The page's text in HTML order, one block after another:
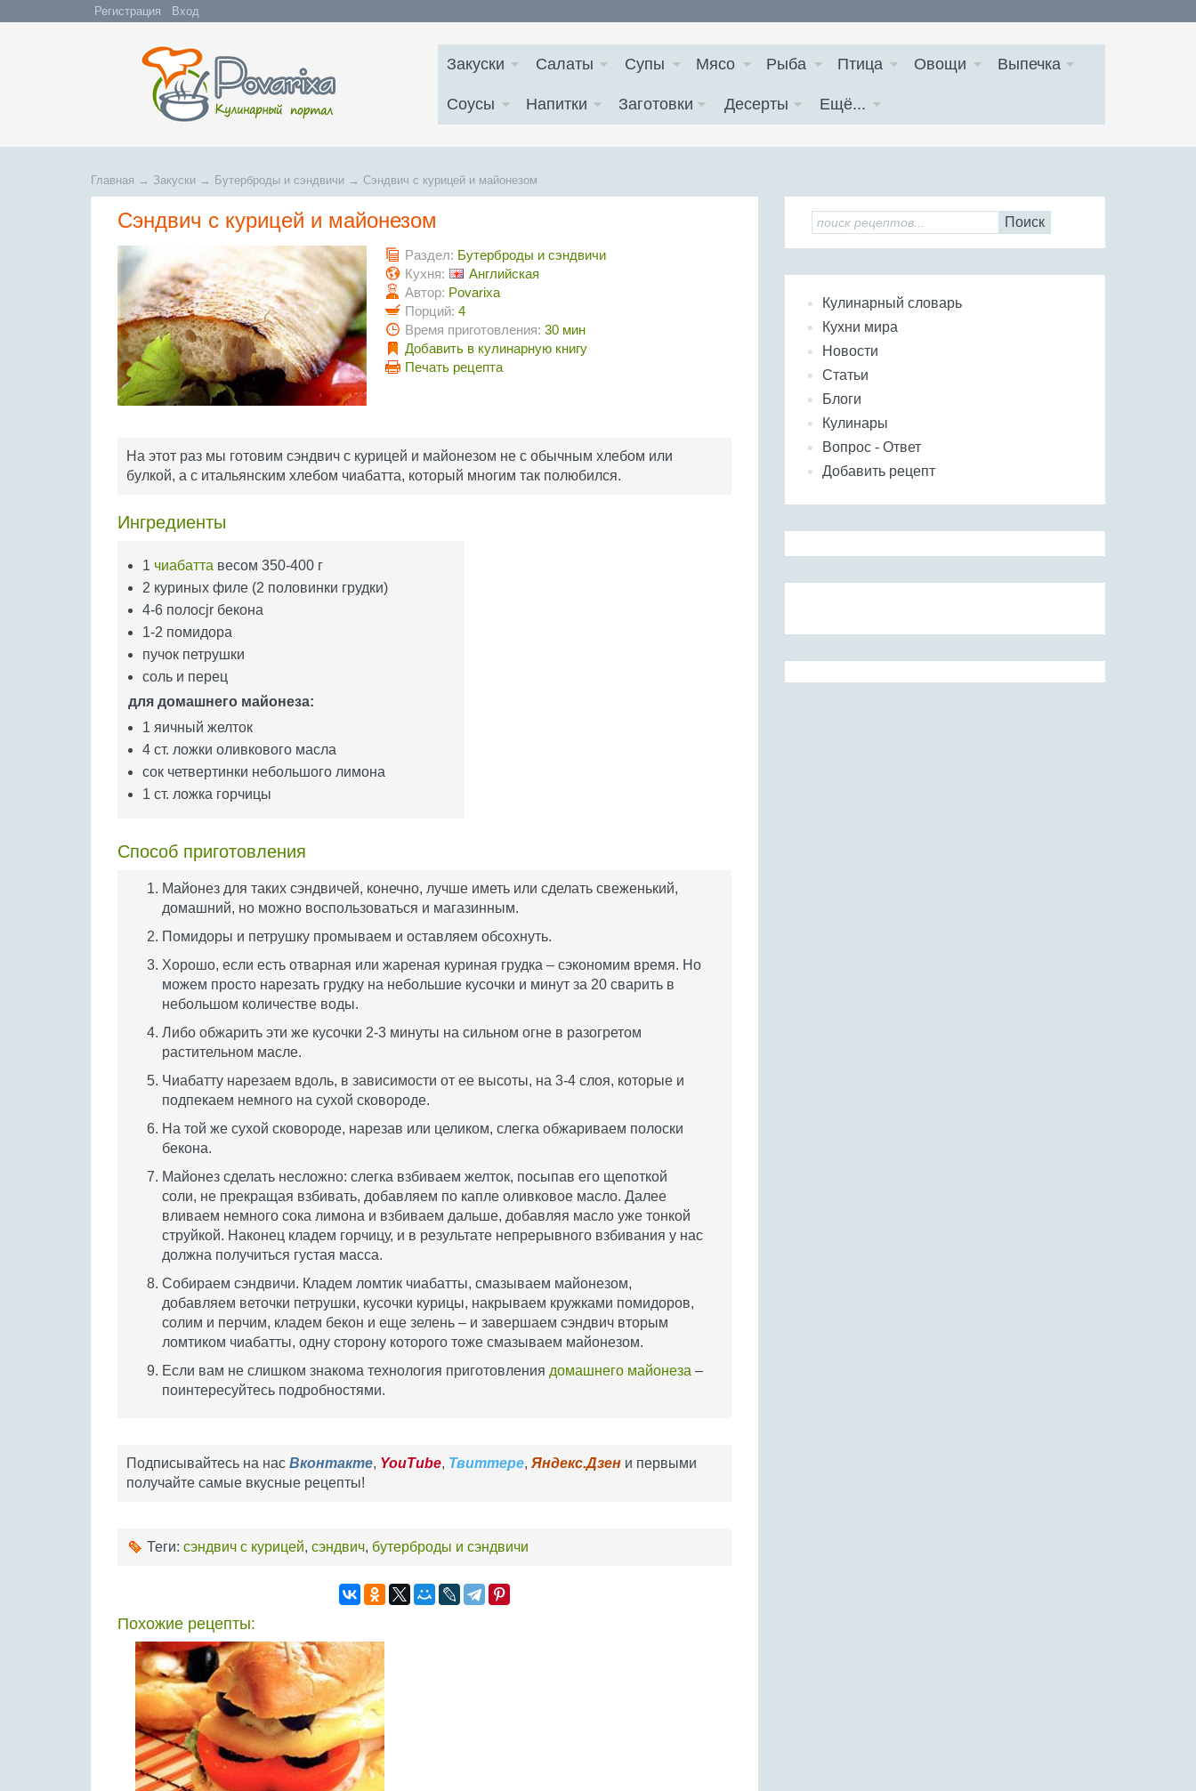
Регистрация Вход
Закуски Салаты Супы Мясо Рыба Птица Овощи Выпечка
Соусы Напитки Заготовки Десерты Ещё...
Главная → Закуски → Бутерброды и сэндвичи → Сэндвич с курицей и майонезом
Сэндвич с курицей и майонезом
Раздел: Бутерброды и сэндвичи
Кухня:
Английская
Автор: Povarixa
Порций: 4
Время приготовления: 30 мин
Добавить в кулинарную книгу
Печать рецепта
На этот раз мы готовим сэндвич с курицей и майонезом не с обычным хлебом или
булкой, а с итальянским хлебом чиабатта, который многим так полюбился.
Ингредиенты
1 чиабатта весом 350-400 г
2 куриных филе (2 половинки грудки)
4-6 полосjr бекона
1-2 помидора
пучок петрушки
соль и перец
для домашнего майонеза:
1 яичный желток
4 ст. ложки оливкового масла
сок четвертинки небольшого лимона
1 ст. ложка горчицы
Способ приготовления
Майонез для таких сэндвичей, конечно, лучше иметь или сделать свеженький,
домашний, но можно воспользоваться и магазинным.
Помидоры и петрушку промываем и оставляем обсохнуть.
Хорошо, если есть отварная или жареная куриная грудка – сэкономим время. Но
можем просто нарезать грудку на небольшие кусочки и минут за 20 сварить в
небольшом количестве воды.
Либо обжарить эти же кусочки 2-3 минуты на сильном огне в разогретом
растительном масле.
Чиабатту нарезаем вдоль, в зависимости от ее высоты, на 3-4 слоя, которые и
подпекаем немного на сухой сковороде.
На той же сухой сковороде, нарезав или целиком, слегка обжариваем полоски
бекона.
Майонез сделать несложно: слегка взбиваем желток, посыпав его щепоткой
соли, не прекращая взбивать, добавляем по капле оливковое масло. Далее
вливаем немного сока лимона и взбиваем дальше, добавляя масло уже тонкой
струйкой. Наконец кладем горчицу, и в результате непрерывного взбивания у нас
должна получиться густая масса.
Собираем сэндвичи. Кладем ломтик чиабатты, смазываем майонезом,
добавляем веточки петрушки, кусочки курицы, накрываем кружками помидоров,
солим и перчим, кладем бекон и еще зелень – и завершаем сэндвич вторым
ломтиком чиабатты, одну сторону которого тоже смазываем майонезом.
Если вам не слишком знакома технология приготовления домашнего майонеза –
поинтересуйтесь подробностями.
Подписывайтесь на нас Вконтакте, YouTube, Твиттере, Яндекс.Дзен и первыми
получайте самые вкусные рецепты!
Теги: сэндвич с курицей, сэндвич, бутерброды и сэндвичи
Похожие рецепты:
Поиск
Кулинарный словарь
Кухни мира
Новости
Статьи
Блоги
Кулинары
Вопрос - Ответ
Добавить рецепт